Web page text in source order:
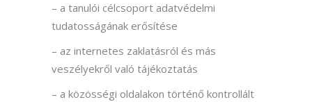
– a tanulói célcsoport adatvédelmi
tudatosságának erősítése
– az internetes zaklatásról és más
veszélyekről való tájékoztatás
– a közösségi oldalakon történő kontrollált